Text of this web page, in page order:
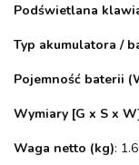
Podświetlana
Typ akumulatora /
Pojemność baterii
Wymiary [G x S x
Waga netto (kg):